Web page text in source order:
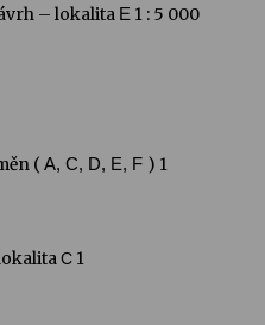
– lokalita E 1 : 5 000
( A, C, D, E, F ) 1
C 1